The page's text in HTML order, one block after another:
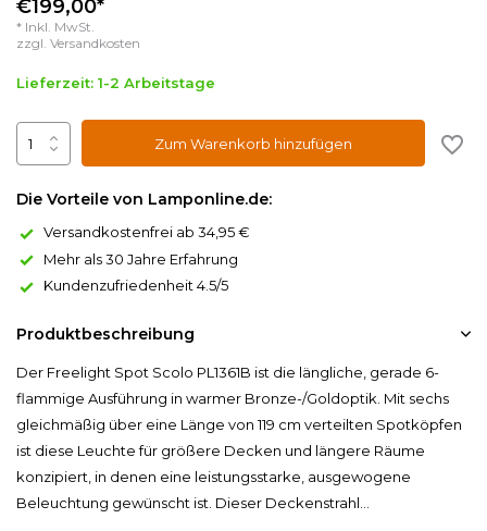
€199,00*
* Inkl. MwSt.
zzgl. Versandkosten
Lieferzeit: 1-2 Arbeitstage
Zum Warenkorb hinzufügen
Die Vorteile von Lamponline.de:
Versandkostenfrei ab 34,95 €
Mehr als 30 Jahre Erfahrung
Kundenzufriedenheit 4.5/5
Produktbeschreibung
Der Freelight Spot Scolo PL1361B ist die längliche, gerade 6-
flammige Ausführung in warmer Bronze-/Goldoptik. Mit sechs
gleichmäßig über eine Länge von 119 cm verteilten Spotköpfen
ist diese Leuchte für größere Decken und längere Räume
konzipiert, in denen eine leistungsstarke, ausgewogene
Beleuchtung gewünscht ist. Dieser Deckenstrahl...